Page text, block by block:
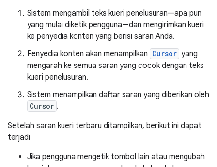
Sistem mengambil teks kueri penelusuran—apa pun
yang mulai diketik pengguna—dan mengirimkan kueri
ke penyedia konten yang berisi saran Anda.
Penyedia konten akan menampilkan Cursor yang
mengarah ke semua saran yang cocok dengan teks
kueri penelusuran.
Sistem menampilkan daftar saran yang diberikan oleh
Cursor .
Setelah saran kueri terbaru ditampilkan, berikut ini dapat
terjadi:
Jika pengguna mengetik tombol lain atau mengubah